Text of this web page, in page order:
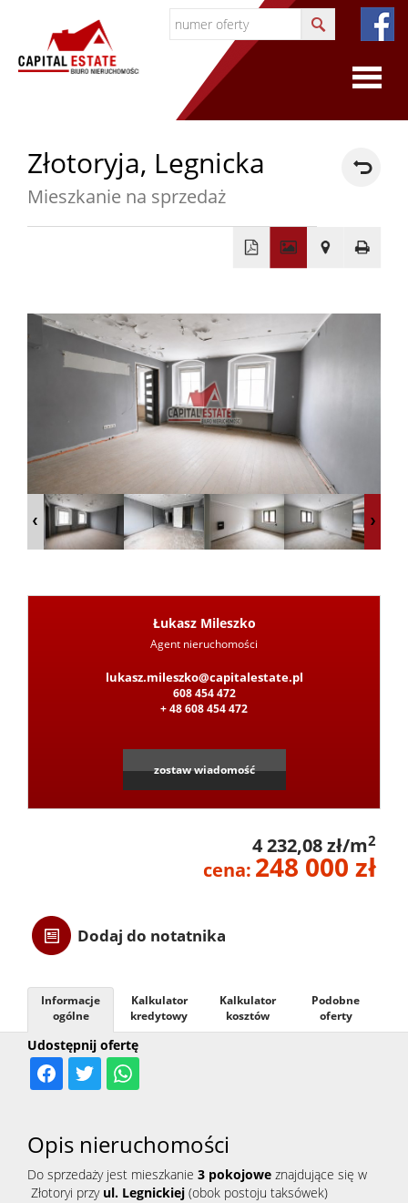
Danych
Usługi
Złotoryja, Legnicka
Mieszkanie na sprzedaż
−
Leaflet
Łukasz Mileszko
Agent nieruchomości
lukasz.mileszko@capitalestate.pl
608 454 472
+ 48 608 454 472
zostaw wiadomość
4 232,08 zł/m2
cena: 248 000 zł
Dodaj do notatnika
Udostępnij ofertę
Informacje
ogólne
Kalkulator
kredytowy
Kalkulator
kosztów
Podobne
oferty
Opis nieruchomości
Do sprzedaży jest mieszkanie 3 pokojowe znajdujące się w
Złotoryi przy ul. Legnickiej (obok postoju taksówek)